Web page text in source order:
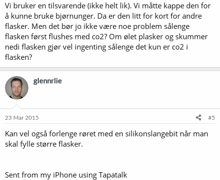
Vi bruker en tilsvarende (ikke helt lik). Vi måtte kappe den for
å kunne bruke bjørnunger. Da er den litt for kort for andre
flasker. Men det bør jo ikke være noe problem sålenge
flasken først flushes med co2? Om ølet plasker og skummer
nedi flasken gjør vel ingenting sålenge det kun er co2 i
flasken?
glennrlie
23 Mar 2015 #5
Kan vel også forlenge røret med en silikonslangebit når man
skal fylle større flasker.
Sent from my iPhone using Tapatalk